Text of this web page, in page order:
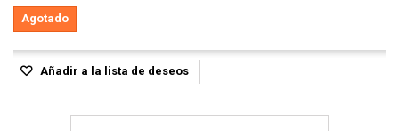
Agotado
Añadir a la lista de deseos